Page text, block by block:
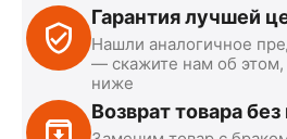
Гарантия лучшей
Нашли аналогичное
— скажите нам об этом,
ниже
Возврат товара